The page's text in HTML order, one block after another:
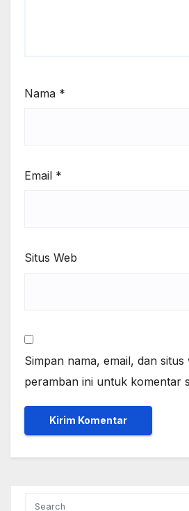
Nama *
Email *
Situs Web
Simpan nama, email, dan
peramban ini untuk komentar